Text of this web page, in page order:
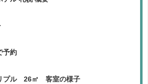
予約
プル 26㎡ 客室の様子